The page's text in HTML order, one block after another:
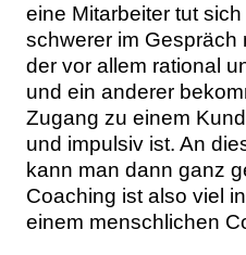
eine Mitarbeiter tut
schwerer im Gespräch
der vor allem rational
und ein anderer
Zugang zu einem
und impulsiv ist. An
kann man dann ganz
Coaching ist also viel
einem menschlichen